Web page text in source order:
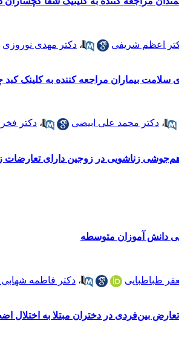
اعظم شریفی ، دکتر مهدی نوروزی
بیماران مراجعه کننده به کلینک
، دکتر محمد علی ابیضی ، دکتر
زناشویی در زوجین دارای تعارضات
دانش آموزان متوسطه
طباطبایی ، دکتر فاطمه شهابی
بین‌فردی در دختران مبتلا به اختلال